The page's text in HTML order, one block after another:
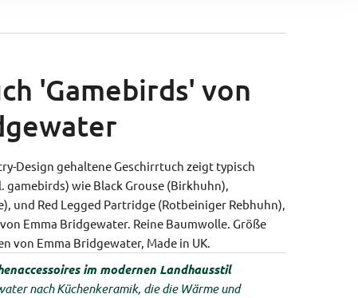
'Gamebirds' von
Design gehaltene Geschirrtuch zeigt typisch
gamebirds) wie Black Grouse (Birkhuhn),
und Red Legged Partridge (Rotbeiniger Rebhuhn),
Emma Bridgewater. Reine Baumwolle. Größe
von Emma Bridgewater, Made in UK.
im modernen Landhausstil
nach Küchenkeramik, die die Wärme und